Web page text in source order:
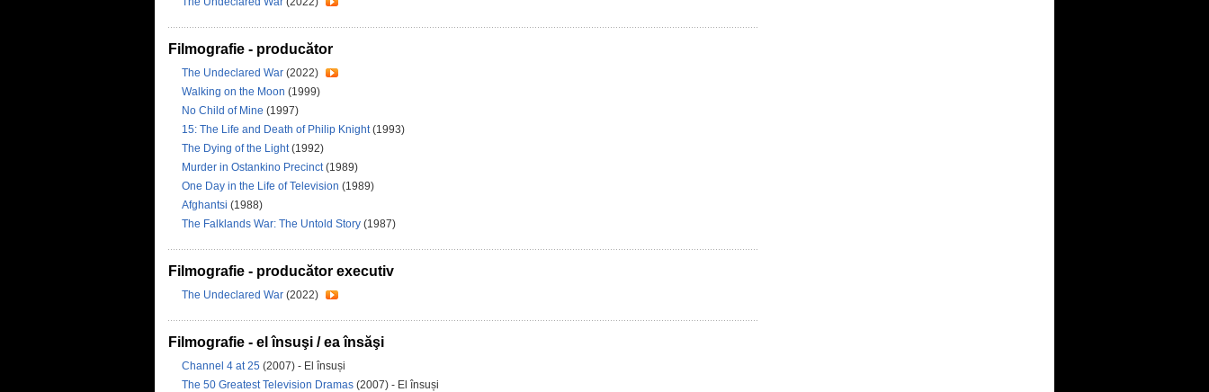
Filmografie - producător
The Undeclared War (2022)
Walking on the Moon (1999)
No Child of Mine (1997)
15: The Life and Death of Philip Knight(1993)
The Dying of the Light(1992)
Murder in Ostankino Precinct(1989)
One Day in the Life of Television (1989)
Afghantsi (1988)
The Falklands War: The Untold Story (1987)
Filmografie - producător executiv
The Undeclared War (2022)
Filmografie - el însuşi / ea însăşi
Channel 4 at 25 (2007) - El însuși
The 50 Greatest Television Dramas (2007) - El însuși